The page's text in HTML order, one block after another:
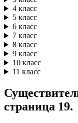
4 класс
5 класс
6 класс
7 класс
8 класс
9 класс
10 класс
11 класс
страница 19.